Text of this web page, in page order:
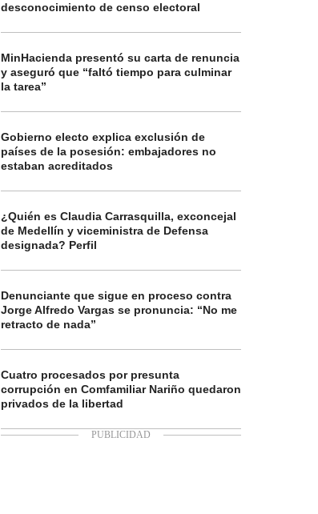
desconocimiento de censo electoral
MinHacienda presentó su carta de renuncia
y aseguró que “faltó tiempo para culminar
la tarea”
Gobierno electo explica exclusión de
países de la posesión: embajadores no
estaban acreditados
¿Quién es Claudia Carrasquilla, exconcejal
de Medellín y viceministra de Defensa
designada? Perfil
Denunciante que sigue en proceso contra
Jorge Alfredo Vargas se pronuncia: “No me
retracto de nada”
Cuatro procesados por presunta
corrupción en Comfamiliar Nariño quedaron
privados de la libertad